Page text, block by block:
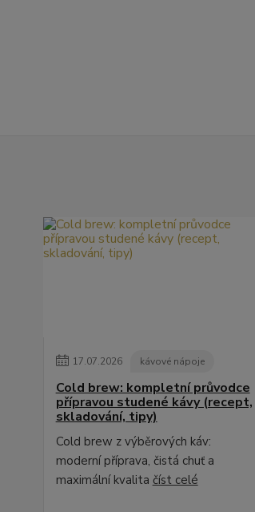
17.07.2026 kávové nápoje
Cold brew: kompletní průvodce
přípravou studené kávy (recept,
skladování, tipy)
Cold brew z výběrových káv:
moderní příprava, čistá chuť a
maximální kvalita číst celé